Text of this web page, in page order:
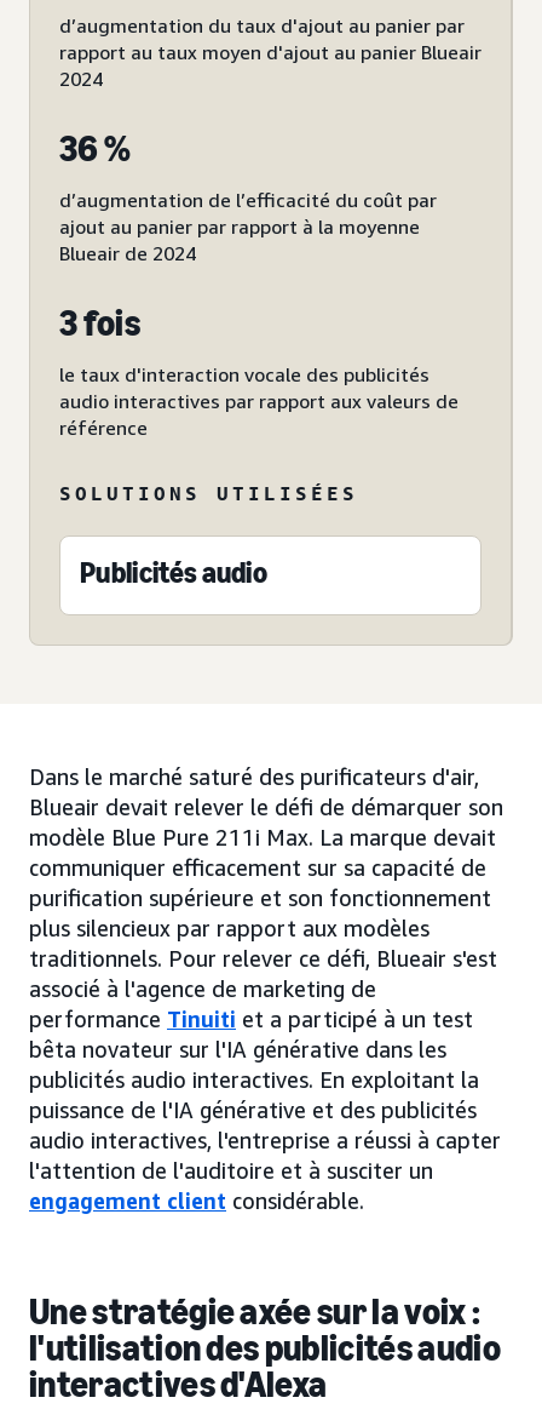
d’augmentation du taux d'ajout au panier par
rapport au taux moyen d'ajout au panier Blueair
2024
36 %
d’augmentation de l’efficacité du coût par
ajout au panier par rapport à la moyenne
Blueair de 2024
3 fois
le taux d'interaction vocale des publicités
audio interactives par rapport aux valeurs de
référence
SOLUTIONS UTILISÉES
Publicités audio
Dans le marché saturé des purificateurs d'air,
Blueair devait relever le défi de démarquer son
modèle Blue Pure 211i Max. La marque devait
communiquer efficacement sur sa capacité de
purification supérieure et son fonctionnement
plus silencieux par rapport aux modèles
traditionnels. Pour relever ce défi, Blueair s'est
associé à l'agence de marketing de
performance Tinuiti et a participé à un test
bêta novateur sur l'IA générative dans les
publicités audio interactives. En exploitant la
puissance de l'IA générative et des publicités
audio interactives, l'entreprise a réussi à capter
l'attention de l'auditoire et à susciter un
engagement client considérable.
Une stratégie axée sur la voix :
l'utilisation des publicités audio
interactives d'Alexa